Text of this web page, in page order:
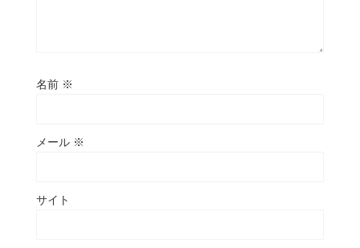
名前 ※
メール ※
サイト